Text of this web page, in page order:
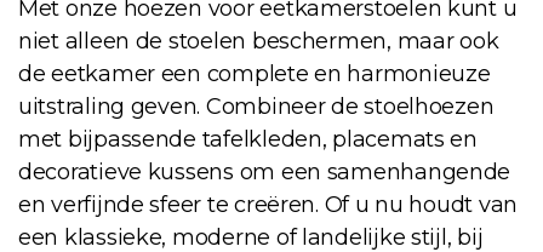
Met onze hoezen voor eetkamerstoelen kunt u
niet alleen de stoelen beschermen, maar ook
de eetkamer een complete en harmonieuze
uitstraling geven. Combineer de stoelhoezen
met bijpassende tafelkleden, placemats en
decoratieve kussens om een samenhangende
en verfijnde sfeer te creëren. Of u nu houdt van
een klassieke, moderne of landelijke stijl, bij